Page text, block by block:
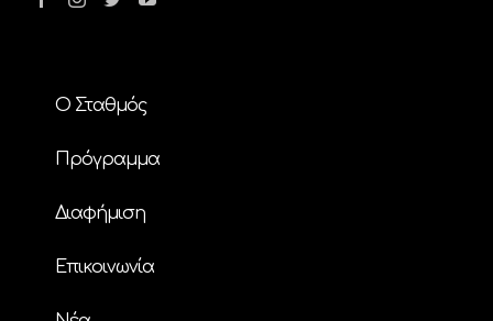
Ο Σταθμός
Πρόγραμμα
Διαφήμιση
Επικοινωνία